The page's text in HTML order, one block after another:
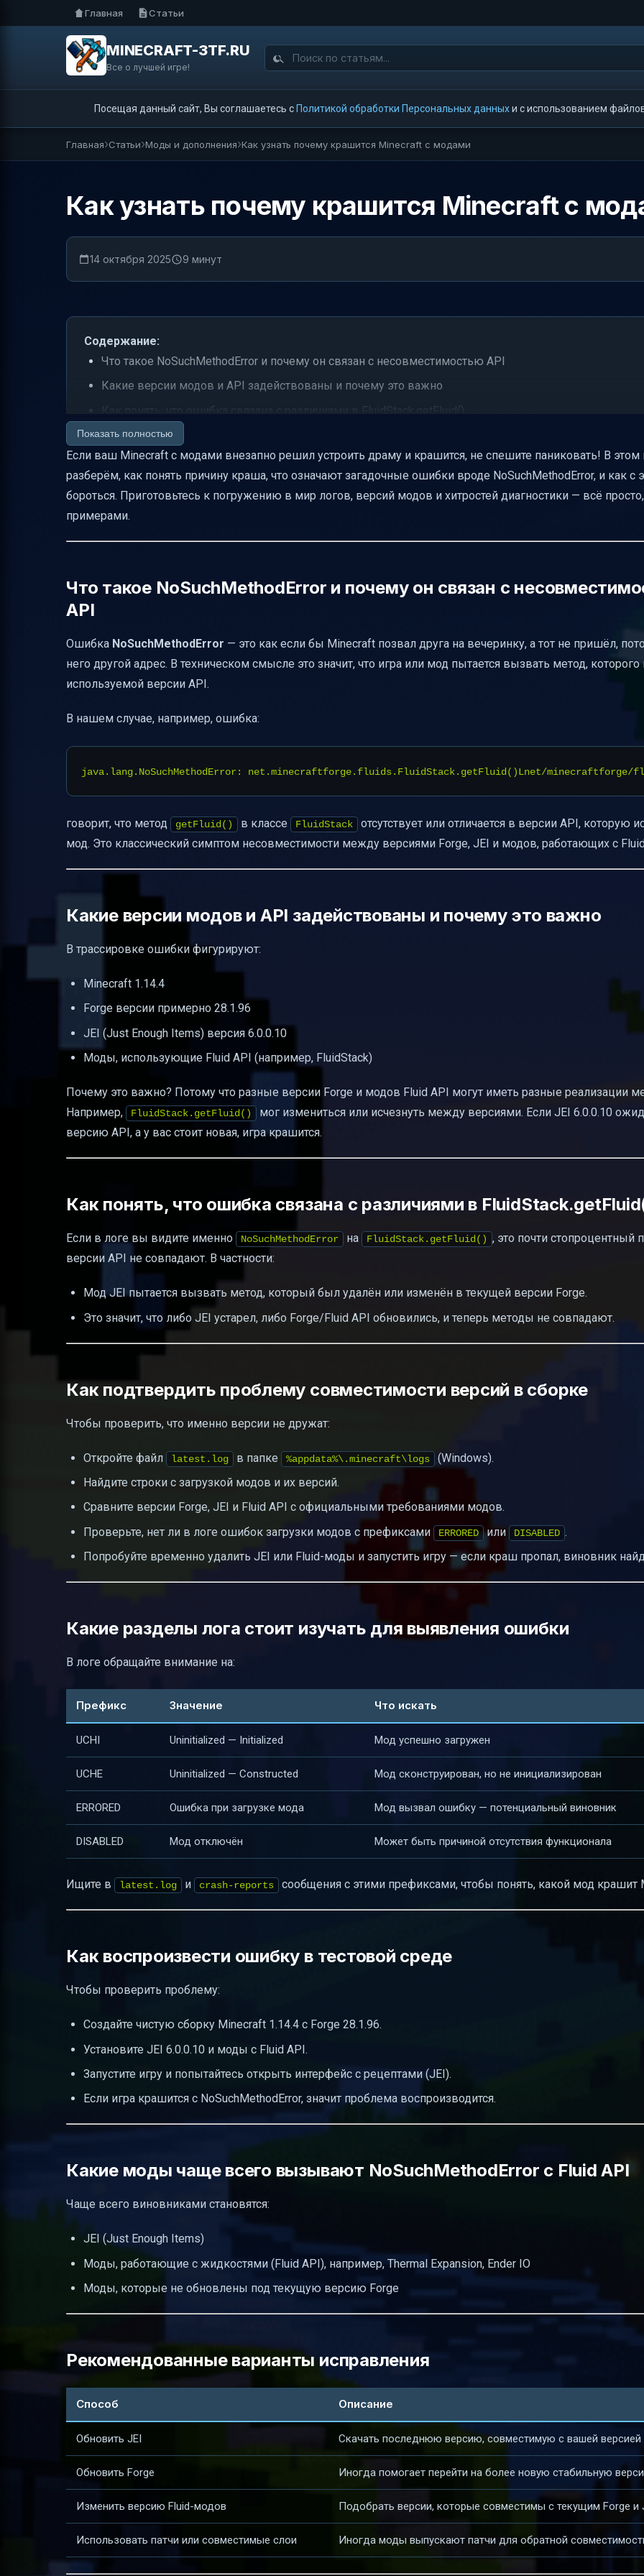
Главная Статьи
MINECRAFT-3TF.RU
Все о лучшей игре!
Посещая данный сайт, Вы соглашаетесь с Политикой обработки Персональных данныхи с использованием
Главная Статьи Моды и дополнения Как узнать почему крашится Minecraft с модами
Как узнать почему крашится Minecraft с
14 октября 2025 9 минут
Содержание:
Что такое NoSuchMethodError и почему он связан с несовместимостью API
Какие версии модов и API задействованы и почему это важно
Как понять, что ошибка связана с различиями в FluidStack.getFluid()
Как подтвердить проблему совместимости версий в сборке
Какие разделы лога стоит изучать для выявления ошибки
Как воспроизвести ошибку в тестовой среде
Как проверить, что проблема устранена
Где найти официальную документацию по совместимости
Как подготовить отчёт об ошибке для сообщества разработчиков
Индикаторы в игре, указывающие на API-несовместимость
Как улучшить логирование и сборку журналов
Где найти и как открыть latest.log
Как открыть логи через консоль лаунчера
Моды-утилиты для диагностики крашей
Диагностика краша по модам
Почему важна версия Java и выделенная память
Что делать с папкой crash-reports
Систематизация борьбы с крашами
Таблица для быстрого понимания префиксов модов в логах
Показать полностью
Если ваш Minecraft с модами внезапно решил устроить драму и крашится, не спешите паниковать! В
разберём, как понять причину краша, что означают загадочные ошибки вроде NoSuchMethodError, и как с
бороться. Приготовьтесь к погружению в мир логов, версий модов и хитростей диагностики — всё
примерами.
Что такое NoSuchMethodError и почему он связан с
API
Ошибка NoSuchMethodError — это как если бы Minecraft позвал друга на вечеринку, а тот не пришёл,
него другой адрес. В техническом смысле это значит, что игра или мод пытается вызвать метод, которого
используемой версии API.
В нашем случае, например, ошибка:
говорит, что метод getFluid() в классе FluidStack
отсутствует или отличается в версии API, которую
мод. Это классический симптом несовместимости между версиями Forge, JEI и модов, работающих с
Какие версии модов и API задействованы и почему это важно
В трассировке ошибки фигурируют:
Minecraft 1.14.4
Forge версии примерно 28.1.96
JEI (Just Enough Items) версия 6.0.0.10
Моды, использующие Fluid API (например, FluidStack)
Почему это важно? Потому что разные версии Forge и модов Fluid API могут иметь разные реализации
Например,
FluidStack.getFluid()
мог измениться или исчезнуть между версиями. Если JEI 6.0.0.10
версию API, а у вас стоит новая, игра крашится.
Как понять, что ошибка связана с различиями в
Если в логе вы видите именно NoSuchMethodError на FluidStack.getFluid() , это почти стопроцентный
версии API не совпадают. В частности:
Мод JEI пытается вызвать метод, который был удалён или изменён в текущей версии Forge.
Это значит, что либо JEI устарел, либо Forge/Fluid API обновились, и теперь методы не совпадают.
Как подтвердить проблему совместимости версий в сборке
Чтобы проверить, что именно версии не дружат:
Откройте файл latest.log в папке %appdata%\.minecraft\logs
(Windows).
Найдите строки с загрузкой модов и их версий.
Сравните версии Forge, JEI и Fluid API с официальными требованиями модов.
Проверьте, нет ли в логе ошибок загрузки модов с префиксами
ERRORED или DISABLED .
Попробуйте временно удалить JEI или Fluid-моды и запустить игру — если краш пропал, виновник
Какие разделы лога стоит изучать для выявления ошибки
В логе обращайте внимание на:
Префикс Значение Что искать
UCHI Uninitialized — Initialized Мод успешно загружен
UCHE Uninitialized — Constructed Мод сконструирован, но не инициализирован
ERRORED Ошибка при загрузке мода Мод вызвал ошибку — потенциальный виновник
DISABLED Мод отключён Может быть причиной отсутствия функционала
Ищите в latest.log и crash-reports сообщения с этими префиксами, чтобы понять, какой мод крашит
Как воспроизвести ошибку в тестовой среде
Чтобы проверить проблему:
Создайте чистую сборку Minecraft 1.14.4 с Forge 28.1.96.
Установите JEI 6.0.0.10 и моды с Fluid API.
Запустите игру и попытайтесь открыть интерфейс с рецептами (JEI).
Если игра крашится с NoSuchMethodError, значит проблема воспроизводится.
Какие моды чаще всего вызывают NoSuchMethodError с Fluid API
Чаще всего виновниками становятся:
JEI (Just Enough Items)
Моды, работающие с жидкостями (Fluid API), например, Thermal Expansion, Ender IO
Моды, которые не обновлены под текущую версию Forge
Рекомендованные варианты исправления
Способ Описание
Обновить JEI Скачать последнюю версию, совместимую с вашей версией
Обновить Forge Иногда помогает перейти на более новую стабильную
Изменить версию Fluid-модов Подобрать версии, которые совместимы с текущим Forge и
Использовать патчи или совместимые слои Иногда моды выпускают патчи для обратной